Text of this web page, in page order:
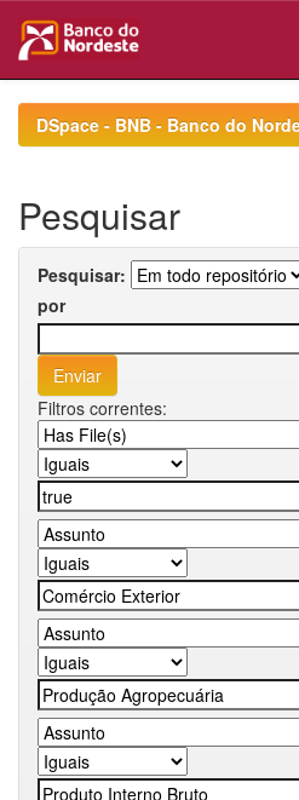
navigationDSpace - BNB - Banco do
Pesquisar
Pesquisar:
por
Filtros correntes: